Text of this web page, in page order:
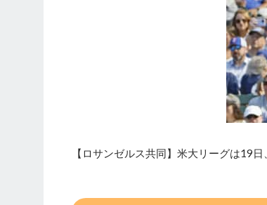
【ロサンゼルス共同】米大リーグは19